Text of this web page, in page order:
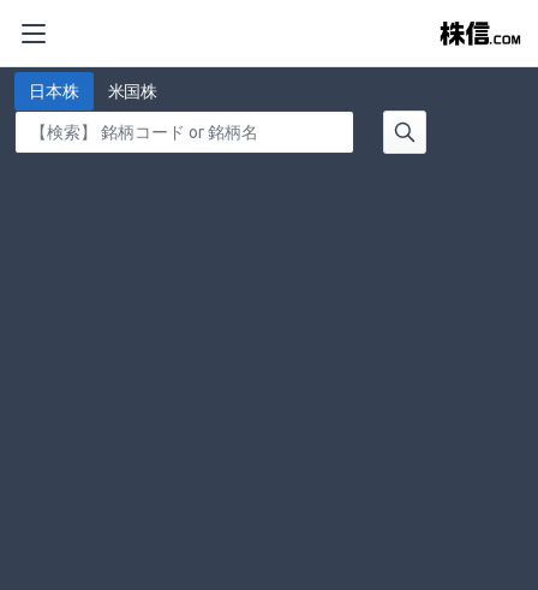
日本株 米国株